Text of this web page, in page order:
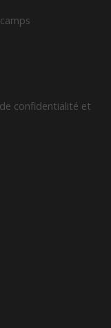
confidentialité et